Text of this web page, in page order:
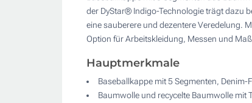
der DyStar® Indigo-Technologie trägt dazu
eine sauberere und dezentere Veredelung.
Option für Arbeitskleidung, Messen und
Hauptmerkmale
Baseballkappe mit 5 Segmenten, Denim-
Baumwolle und recycelte Baumwolle mit